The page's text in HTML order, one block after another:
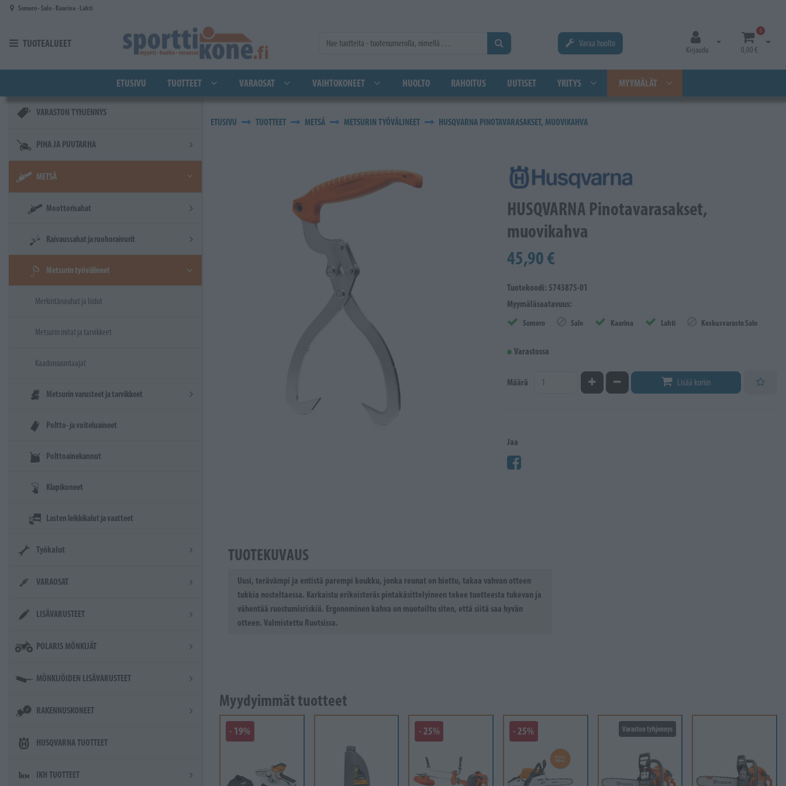
Siirry pääsisältöön
Somero - Salo - Kaarina - Lahti
TUOTEALUEET Varaa huolto
Kirjaudu
Avaa kirjautuminen
0
0,00 €
Avaa
ETUSIVU TUOTTEET VARAOSAT VAIHTOKONEET HUOLTO RAHOITUS UUTISET YRITYS MYYMÄLÄT
VARASTON TYHJENNYS
PIHA JA PUUTARHA
METSÄ
Moottorisahat
Raivaussahat ja ruohoraivurit
Metsurin työvälineet
Merkintänauhat ja liidut
Metsurin mitat ja tarvikkeet
Kaadonsuuntaajat
Metsurin varusteet ja tarvikkeet
Poltto- ja voiteluaineet
Polttoainekannut
Klapikoneet
Lasten leikkikalut ja vaatteet
Työkalut
VARAOSAT
LISÄVARUSTEET
POLARIS MÖNKIJÄT
MÖNKIJÖIDEN LISÄVARUSTEET
RAKENNUSKONEET
HUSQVARNA TUOTTEET
IKH TUOTTEET
ETUSIVU TUOTTEET METSÄ METSURIN TYÖVÄLINEET HUSQVARNA PINOTAVARASAKSET, MUOVIKAHVA
HUSQVARNA Pinotavarasakset,
muovikahva
45,90 €
Tuotekoodi: 5743875-01
Myymäläsaatavuus:
Somero Salo Kaarina Lahti Keskusvarasto Salo
Varastossa
Määrä Kasvata määrääVähennä määrää Lisää koriin
Jaa
TUOTEKUVAUS
Uusi, terävämpi ja entistä parempi koukku, jonka reunat on hiottu, takaa vahvan otteen
tukkia nosteltaessa. Karkaistu erikoisteräs pintakäsittelyineen tekee tuotteesta tukevan ja
vähentää ruostumisriskiä. Ergonominen kahva on muotoiltu siten, että siitä saa hyvän
otteen. Valmistettu Ruotsissa.
Myydyimmät tuotteet
- 19% - 25% - 25% Varaston tyhjennys